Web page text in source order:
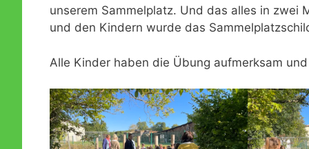
unserem Sammelplatz. Und das alles in zwei
und den Kindern wurde das
Alle Kinder haben die Übung aufmerksam